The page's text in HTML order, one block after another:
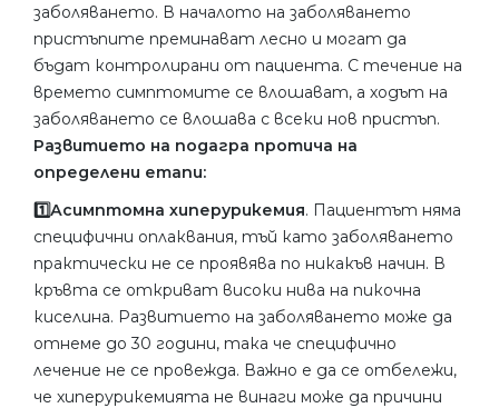
заболяването. В началото на заболяването
пристъпите преминават лесно и могат да
бъдат контролирани от пациента. С течение на
времето симптомите се влошават, а ходът на
заболяването се влошава с всеки нов пристъп.
Развитието на подагра протича на
определени етапи:
1️⃣Асимптомна хиперурикемия. Пациентът няма
специфични оплаквания, тъй като заболяването
практически не се проявява по никакъв начин. В
кръвта се откриват високи нива на пикочна
киселина. Развитието на заболяването може да
отнеме до 30 години, така че специфично
лечение не се провежда. Важно е да се отбележи,
че хиперурикемията не винаги може да причини